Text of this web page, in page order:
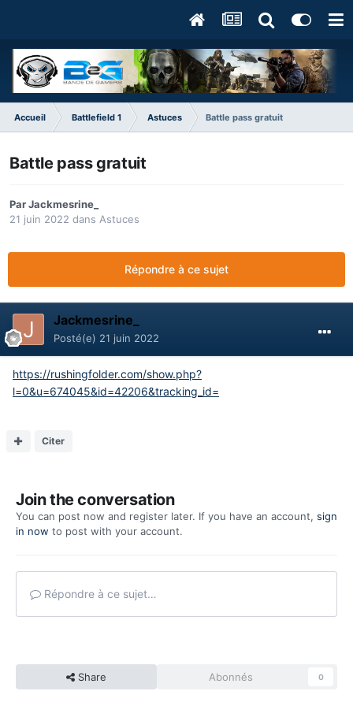
Accueil Battlefield 1 Astuces Battle pass gratuit
Battle pass gratuit
ParJackmesrine_
21 juin 2022 dans Astuces
Répondre à ce sujet
Jackmesrine_
Posté(e) 21 juin 2022
https://rushingfolder.com/show.php?
l=0&u=674045&id=42206&tracking_id=
Citer
Join the conversation
You can post now and register later. If you have an account, sign
in now to post with your account.
Répondre à ce sujet…
Share Abonnés 0